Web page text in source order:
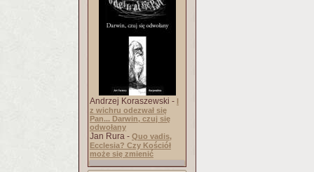
Andrzej Koraszewski - I
z wichru odezwał się
Pan... Darwin, czuj się
odwołany
Jan Rura - Quo vadis,
Ecclesia? Czy Kościół
może się zmienić